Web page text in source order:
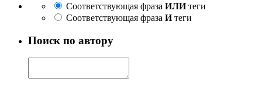
Соответствующая фраза ИЛИтеги
Соответствующая фраза Итеги
Поиск по автору